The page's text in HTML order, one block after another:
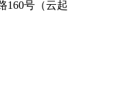
160号（云起